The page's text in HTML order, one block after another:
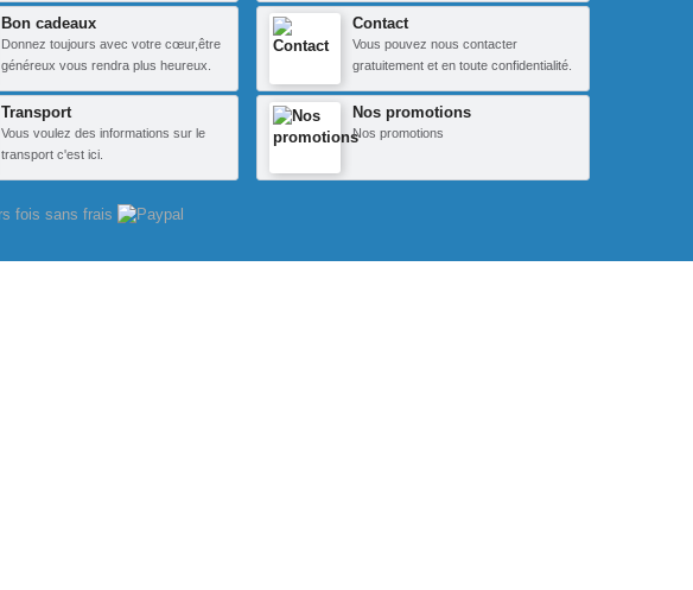
Bon cadeaux
Donnez toujours avec votre cœur,être
généreux vous rendra plus heureux.
Transport
Vous voulez des informations sur le
transport c'est ici.
Contact
Vous pouvez nous contacter
gratuitement et en toute confidentialité.
Nos promotions
Nos promotions